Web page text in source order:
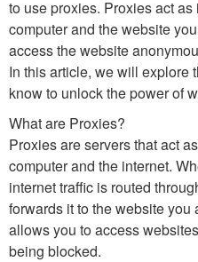
to use proxies. Proxies act
computer and the website
access the website
In this article, we will explore
know to unlock the power of
What are Proxies?
Proxies are servers that act
computer and the internet.
internet traffic is routed
forwards it to the website you
allows you to access
being blocked.